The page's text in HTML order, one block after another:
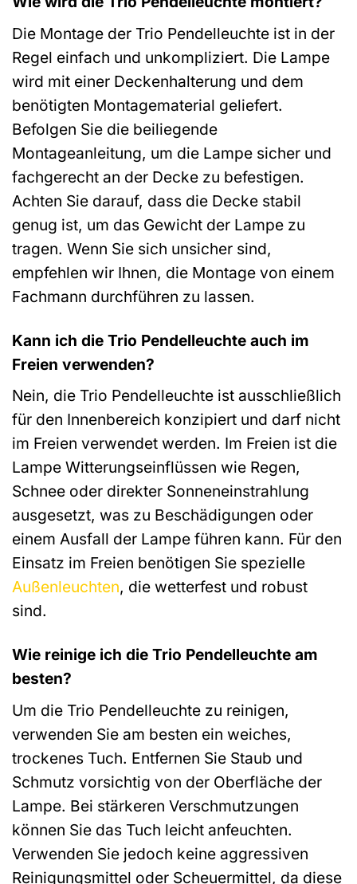
Die Montage der Trio Pendelleuchte ist in der
Regel einfach und unkompliziert. Die Lampe
wird mit einer Deckenhalterung und dem
benötigten Montagematerial geliefert.
Befolgen Sie die beiliegende
Montageanleitung, um die Lampe sicher und
fachgerecht an der Decke zu befestigen.
Achten Sie darauf, dass die Decke stabil
genug ist, um das Gewicht der Lampe zu
tragen. Wenn Sie sich unsicher sind,
empfehlen wir Ihnen, die Montage von einem
Fachmann durchführen zu lassen.
Kann ich die Trio Pendelleuchte auch im
Freien verwenden?
Nein, die Trio Pendelleuchte ist ausschließlich
für den Innenbereich konzipiert und darf nicht
im Freien verwendet werden. Im Freien ist die
Lampe Witterungseinflüssen wie Regen,
Schnee oder direkter Sonneneinstrahlung
ausgesetzt, was zu Beschädigungen oder
einem Ausfall der Lampe führen kann. Für den
Einsatz im Freien benötigen Sie spezielle
Außenleuchten, die wetterfest und robust
sind.
Wie reinige ich die Trio Pendelleuchte am
besten?
Um die Trio Pendelleuchte zu reinigen,
verwenden Sie am besten ein weiches,
trockenes Tuch. Entfernen Sie Staub und
Schmutz vorsichtig von der Oberfläche der
Lampe. Bei stärkeren Verschmutzungen
können Sie das Tuch leicht anfeuchten.
Verwenden Sie jedoch keine aggressiven
Reinigungsmittel oder Scheuermittel, da diese